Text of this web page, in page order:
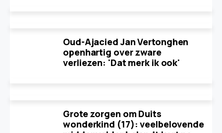
Oud-Ajacied Jan Vertonghen
openhartig over zware
verliezen: 'Dat merk ik ook'
Grote zorgen om Duits
wonderkind (17): veelbelovende